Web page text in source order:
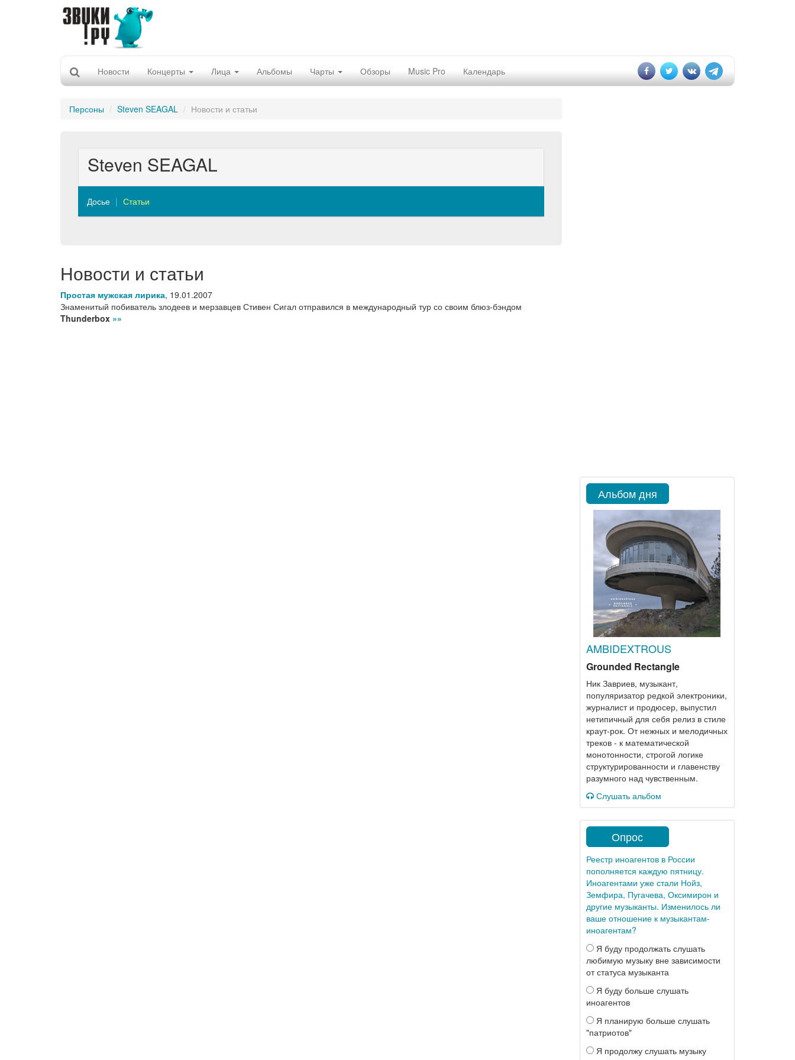
Новости Концерты Лица Альбомы Чарты Обзоры Music Pro Календарь
Персоны Steven SEAGAL Новости и статьи
Steven SEAGAL
Досье Статьи
Новости и статьи
Простая мужская лирика, 19.01.2007
Знаменитый побиватель злодеев и мерзавцев Стивен Сигал отправился в международный тур со своим блюз-бэндом
Thunderbox »»
Альбом дня
AMBIDEXTROUS
Grounded Rectangle
Ник Завриев, музыкант,
популяризатор редкой электроники,
журналист и продюсер, выпустил
нетипичный для себя релиз в стиле
краут-рок. От нежных и мелодичных
треков - к математической
монотонности, строгой логике
структурированности и главенству
разумного над чувственным.
Слушать альбом
Опрос
Реестр иноагентов в России
пополняется каждую пятницу.
Иноагентами уже стали Нойз,
Земфира, Пугачева, Оксимирон и
другие музыканты. Изменилось ли
ваше отношение к музыкантам-
иноагентам?
Я буду продолжать слушать
любимую музыку вне зависимости
от статуса музыканта
Я буду больше слушать
иноагентов
Я планирую больше слушать
"патриотов"
Я продолжу слушать музыку